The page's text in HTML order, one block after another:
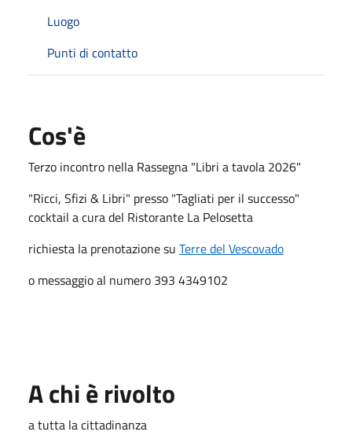
Luogo
Punti di contatto
Cos'è
Terzo incontro nella Rassegna "Libri a tavola 2026"
"Ricci, Sfizi & Libri" presso "Tagliati per il successo"
cocktail a cura del Ristorante La Pelosetta
richiesta la prenotazione su Terre del Vescovado
o messaggio al numero 393 4349102
A chi è rivolto
a tutta la cittadinanza